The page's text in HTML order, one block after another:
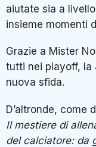
aiutate sia a
insieme momenti
Grazie a Mister
tutti nei playoff, la
nuova sfida.
D’altronde, come
Il mestieredi
del calciatore: da